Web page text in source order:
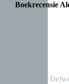
Boekrecensie